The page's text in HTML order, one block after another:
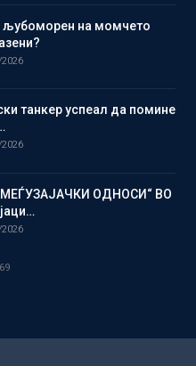
на момчето
танкер успеал да помине
ОДНОСИ“ ВО